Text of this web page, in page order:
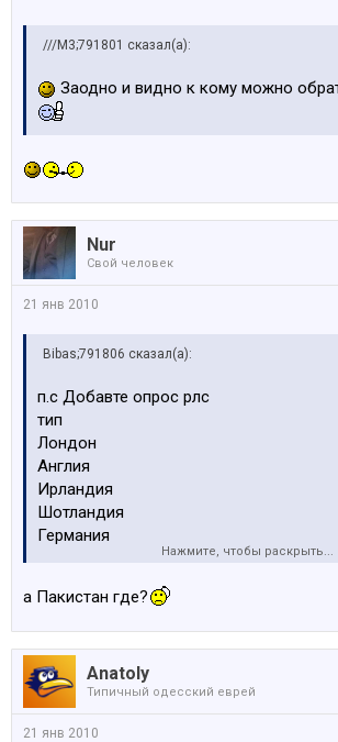
///M3;791801 сказал(а):
Заодно и видно к кому можно
Nur
Свой человек
21 янв 2010
Bibas;791806 сказал(а):
п.с Добавте опрос рлс
тип
Лондон
Англия
Ирландия
Шотландия
Германия
Калининград
Москва
Питер
и т.д
Нажмите, чтобы раскрыть...
а Пакистан где?
Anatoly
Типичный одесский еврей
21 янв 2010